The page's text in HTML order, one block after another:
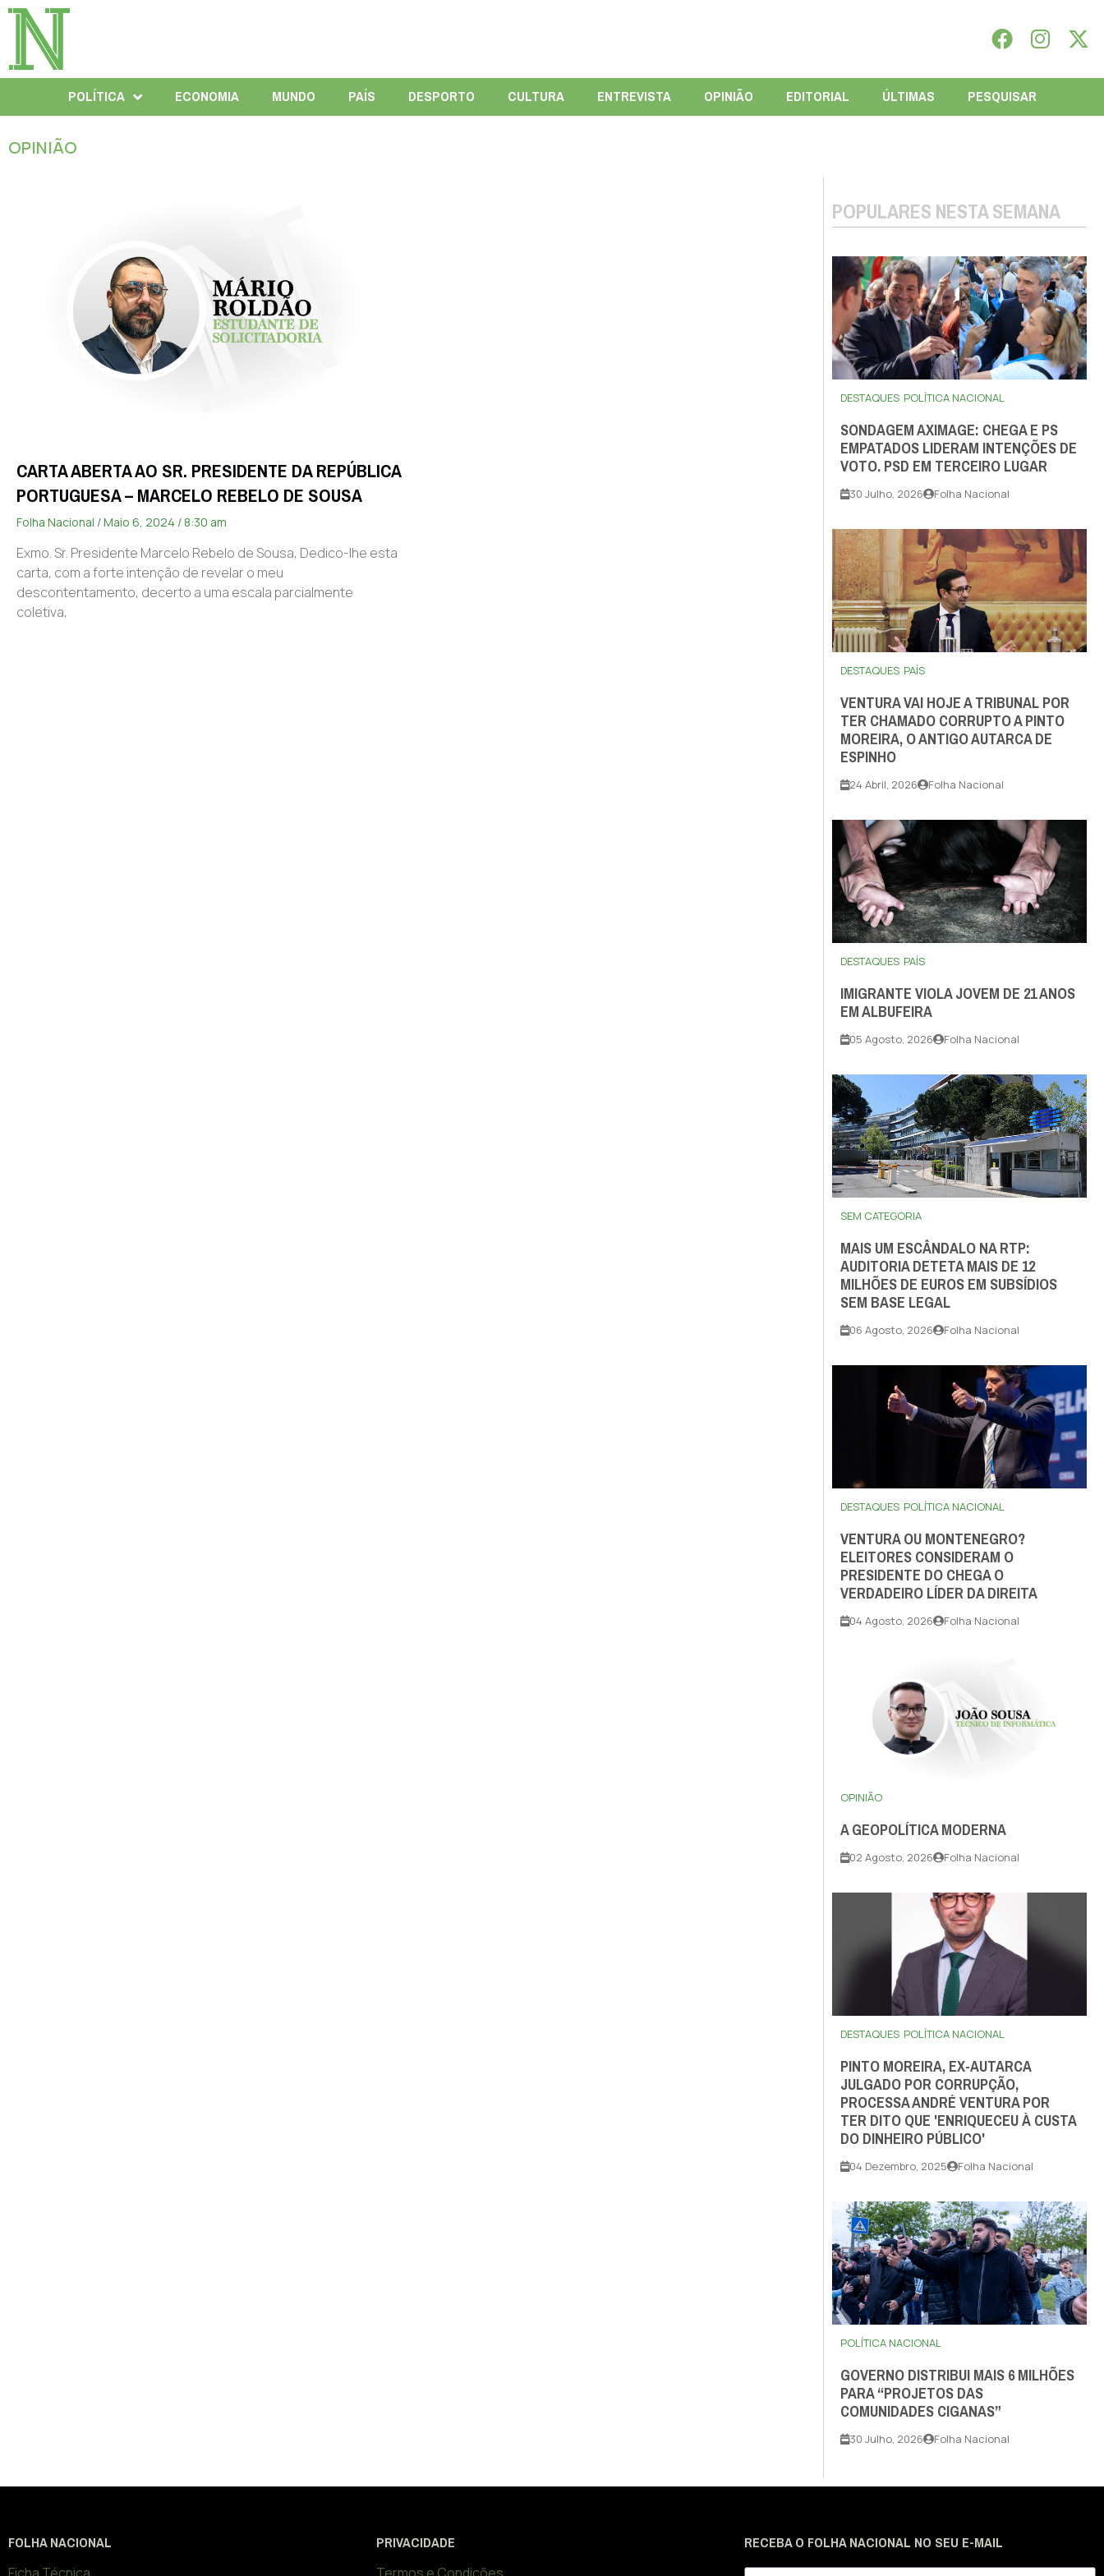
POLÍTICA ECONOMIA MUNDO PAÍS DESPORTO CULTURA ENTREVISTA OPINIÃO EDITORIAL ÚLTIMAS PESQUISAR
OPINIÃO
CARTA ABERTA AO SR. PRESIDENTE DA REPÚBLICA
PORTUGUESA – MARCELO REBELO DE SOUSA
Folha Nacional Maio 6, 2024 8:30 am
Exmo. Sr. Presidente Marcelo Rebelo de Sousa, Dedico-lhe esta
carta, com a forte intenção de revelar o meu
descontentamento, decerto a uma escala parcialmente
coletiva,
POPULARES NESTA SEMANA
DESTAQUES POLÍTICA NACIONAL
SONDAGEM AXIMAGE: CHEGA E PS
EMPATADOS LIDERAM INTENÇÕES DE
VOTO. PSD EM TERCEIRO LUGAR
30 Julho, 2026 Folha Nacional
DESTAQUES PAÍS
VENTURA VAI HOJE A TRIBUNAL POR
TER CHAMADO CORRUPTO A PINTO
MOREIRA, O ANTIGO AUTARCA DE
ESPINHO
24 Abril, 2026 Folha Nacional
DESTAQUES PAÍS
IMIGRANTE VIOLA JOVEM DE 21 ANOS
EM ALBUFEIRA
05 Agosto, 2026 Folha Nacional
SEM CATEGORIA
MAIS UM ESCÂNDALO NA RTP:
AUDITORIA DETETA MAIS DE 12
MILHÕES DE EUROS EM SUBSÍDIOS
SEM BASE LEGAL
06 Agosto, 2026 Folha Nacional
DESTAQUES POLÍTICA NACIONAL
VENTURA OU MONTENEGRO?
ELEITORES CONSIDERAM O
PRESIDENTE DO CHEGA O
VERDADEIRO LÍDER DA DIREITA
04 Agosto, 2026 Folha Nacional
OPINIÃO
A GEOPOLÍTICA MODERNA
02 Agosto, 2026 Folha Nacional
DESTAQUES POLÍTICA NACIONAL
PINTO MOREIRA, EX-AUTARCA
JULGADO POR CORRUPÇÃO,
PROCESSA ANDRÉ VENTURA POR
TER DITO QUE 'ENRIQUECEU À CUSTA
DO DINHEIRO PÚBLICO'
04 Dezembro, 2025 Folha Nacional
POLÍTICA NACIONAL
GOVERNO DISTRIBUI MAIS 6 MILHÕES
PARA “PROJETOS DAS
COMUNIDADES CIGANAS”
30 Julho, 2026 Folha Nacional
FOLHA NACIONAL PRIVACIDADE RECEBA O FOLHA NACIONAL NO SEU E-MAIL